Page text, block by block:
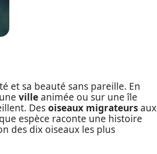
et sa beauté sans pareille. En
ville animée ou sur une île
Desoiseaux migrateurs aux
espèce raconte une histoire
des dix oiseaux les plus